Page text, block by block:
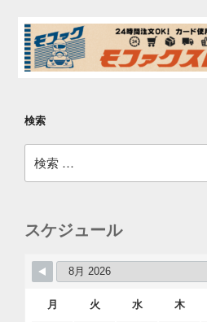
検索
索:
スケジュール
月 火 水 木